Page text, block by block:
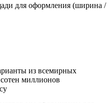
для оформления (ширина /
из всемирных
миллионов